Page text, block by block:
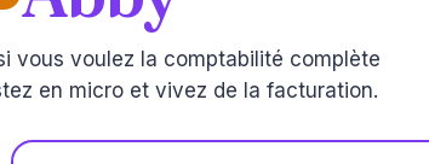
vous voulez la comptabilité complète
en micro et vivez de la facturation.